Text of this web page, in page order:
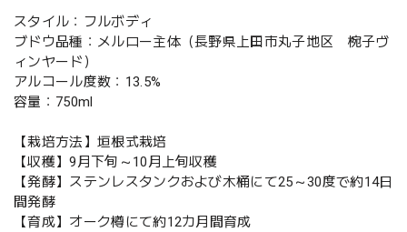
スタイル：フルボディ
ブドウ品種：メルロー主体（長野県上田市丸子地区 椀子ヴ
ィンヤード）
アルコール度数：13.5%
容量：750ml
【栽培方法】垣根式栽培
【収穫】9月下旬～10月上旬収穫
【発酵】ステンレスタンクおよび木桶にて25～30度で約14日
間発酵
【育成】オーク樽にて約12カ月間育成